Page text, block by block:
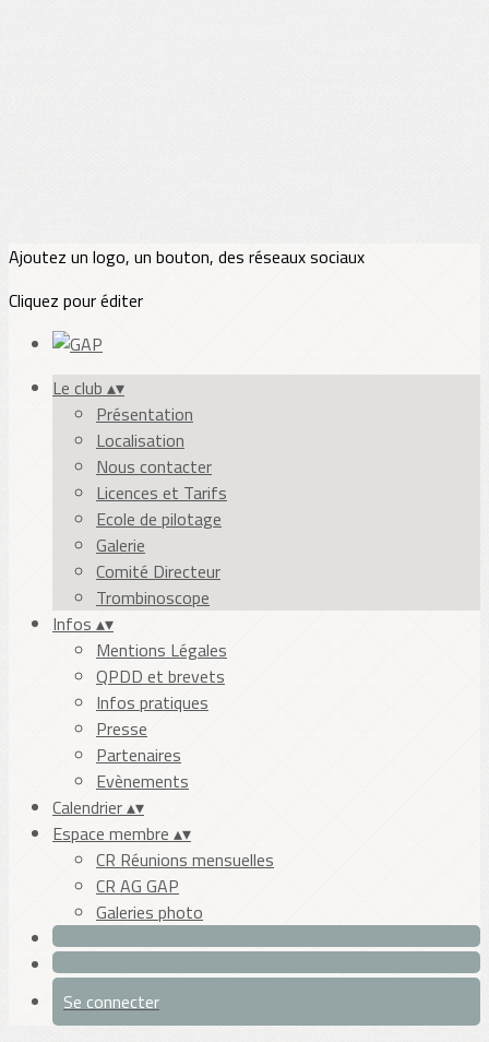
Ajoutez un logo, un bouton, des réseaux sociaux
Cliquez pour éditer
Le club ▴▾
Présentation
Localisation
Nous contacter
Licences et Tarifs
Ecole de pilotage
Galerie
Comité Directeur
Trombinoscope
Infos ▴▾
Mentions Légales
QPDD et brevets
Infos pratiques
Presse
Partenaires
Evènements
Calendrier▴▾
Espace membre ▴▾
CR Réunions mensuelles
CR AG GAP
Galeries photo
Se connecter